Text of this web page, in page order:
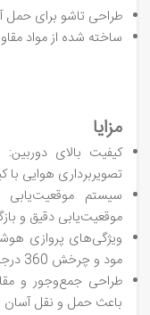
طراحی تاشو برای حمل
ساخته شده از مواد
مزایا
تصویربرداری هوایی با
موقعیت‌یابی دقیق و
ویژگی‌های پروازی
مود و چرخش 360 درجه تجربه پروازی لذت‌بخشی را ارائه می‌دهند.
طراحی جمع‌وجور و
باعث حمل و نقل آسان